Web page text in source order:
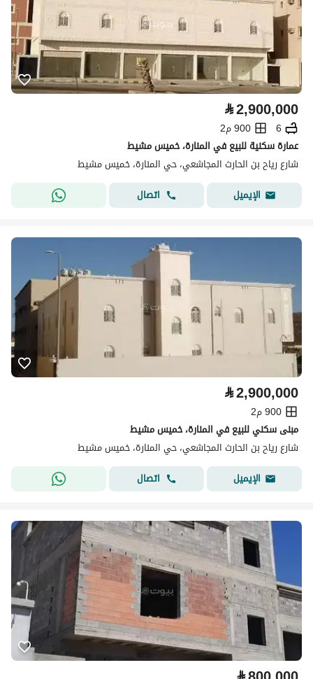
⃁2,900,000
6
900 م2
عمارة سكنية للبيع في المنارة، خميس مشيط
شارع رياح بن الحارث المجاشعي، حي المنارة، خميس مشيط
الإيميل
اتصال
⃁2,900,000
900 م2
مبنى سكني للبيع في المنارة، خميس مشيط
شارع رياح بن الحارث المجاشعي، حي المنارة، خميس مشيط
الإيميل
اتصال